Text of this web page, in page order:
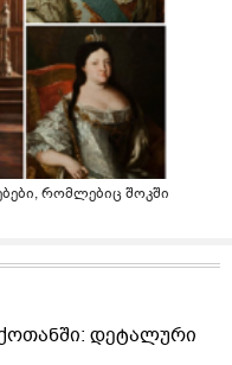
რომლებიც შოკში